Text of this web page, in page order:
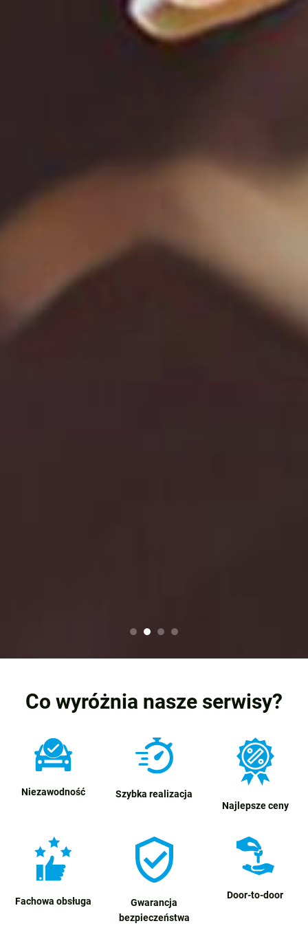
Co wyróżnia nasze serwisy?
Niezawodność
Szybka realizacja
Najlepsze ceny
Fachowa obsługa
Gwarancja
bezpieczeństwa
Door-to-door